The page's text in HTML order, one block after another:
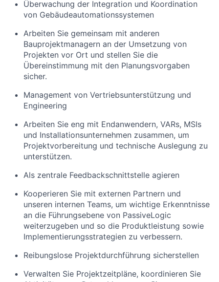
Überwachung der Integration und Koordination
von Gebäudeautomationssystemen
Arbeiten Sie gemeinsam mit anderen
Bauprojektmanagern an der Umsetzung von
Projekten vor Ort und stellen Sie die
Übereinstimmung mit den Planungsvorgaben
sicher.
Management von Vertriebsunterstützung und
Engineering
Arbeiten Sie eng mit Endanwendern, VARs, MSIs
und Installationsunternehmen zusammen, um
Projektvorbereitung und technische Auslegung zu
unterstützen.
Als zentrale Feedbackschnittstelle agieren
Kooperieren Sie mit externen Partnern und
unseren internen Teams, um wichtige Erkenntnisse
an die Führungsebene von PassiveLogic
weiterzugeben und so die Produktleistung sowie
Implementierungsstrategien zu verbessern.
Reibungslose Projektdurchführung sicherstellen
Verwalten Sie Projektzeitpläne, koordinieren Sie